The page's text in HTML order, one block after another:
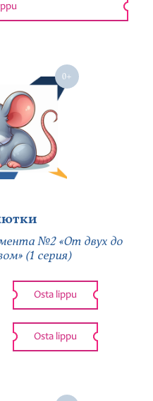
№2 «От двух до
(1 серия)
Osta lippu
Osta lippu